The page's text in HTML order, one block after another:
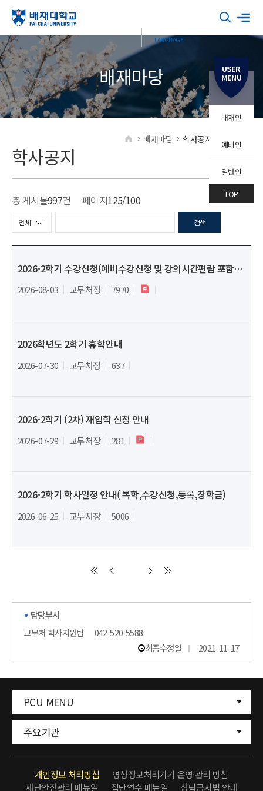
배재마당
학사공지 HOME
배재마당 학사공지 학사공지
총 게시물997건 페이지125/100
검색
2026-2학기 수강신청(예비수강신청 및 강의시간편람 포함) 일정 안내
2026-08-03 교무처장 7970
2026학년도 2학기 휴학안내
2026-07-30 교무처장 637
2026-2학기 (2차) 재입학 신청 안내
2026-07-29 교무처장 281
2026-2학기 학사일정 안내( 복학,수강신청,등록,장학금)
2026-06-25 교무처장 5006
담당부서
교무처 학사지원팀
042-520-5588
최종수정일
2021-11-17
USER
MENU
배재인
예비인
일반인
TOP
PCU MENU
주요기관
개인정보 처리방침
영상정보처리기기 운영·관리 방침
재난안전관리 매뉴얼
집단연수 매뉴얼 청탁금지법 안내